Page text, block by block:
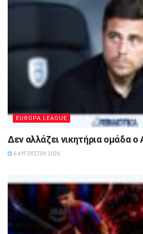
EUROPA LEAGUE
Δεν αλλάζει νικητήρια ομάδα ο
6 ΑΥΓΟΎΣΤΟΥ, 2026